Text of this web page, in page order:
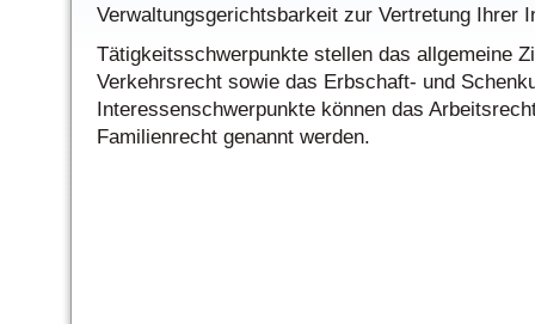
Verwaltungsgerichtsbarkeit zur Vertretung Ihrer
Tätigkeitsschwerpunkte stellen das allgemeine
Verkehrsrecht sowie das Erbschaft- und
Interessenschwerpunkte können das
Familienrecht genannt werden.